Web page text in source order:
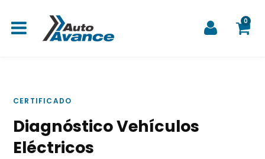
0
CERTIFICADO
Diagnóstico Vehículos
Eléctricos